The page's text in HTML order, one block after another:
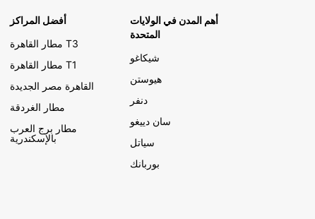
أفضل المراكز
مطار القاهرة T3
مطار القاهرة T1
القاهرة مصر الجديدة
مطار الغردقة
مطار برج العرب
بالإسكندرية
أهم المدن في الولايات
المتحدة
شيكاغو
هيوستن
دنفر
سان دييغو
سياتل
بوربانك